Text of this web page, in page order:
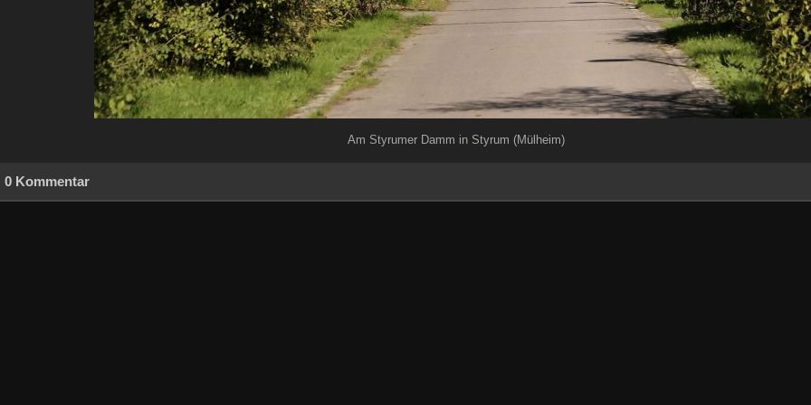
Am Styrumer Damm in Styrum (Mülheim)
0 Kommentar